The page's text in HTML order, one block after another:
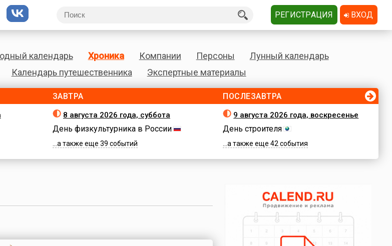
календарь Хроника Компании Персоны
Лунный календарь
Календарь путешественника Экспертные материалы
ЗАВТРА
8 августа 2026 года, суббота
День физкультурника в России
...а также еще 39 событий
ПОСЛЕЗАВТРА
9 августа 2026 года, воскресенье
День строителя
...а также еще 42 события
РЕГИСТРАЦИЯ ВХОД